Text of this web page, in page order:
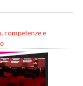
competenze e